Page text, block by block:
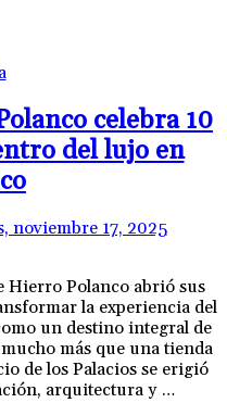
celebra 10
del lujo en
noviembre 17, 2025
Hierro Polanco abrió sus
la experiencia del
un destino integral de
más que una tienda
de los Palacios se erigió
arquitectura y …